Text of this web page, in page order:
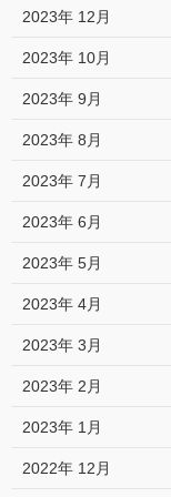
2023年 12月
2023年 10月
2023年 9月
2023年 8月
2023年 7月
2023年 6月
2023年 5月
2023年 4月
2023年 3月
2023年 2月
2023年 1月
2022年 12月